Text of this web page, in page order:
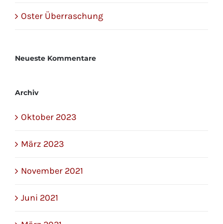
Oster Überraschung
Neueste Kommentare
Archiv
Oktober 2023
März 2023
November 2021
Juni 2021